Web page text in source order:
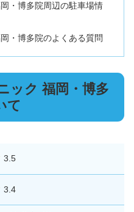
・博多院周辺の駐車場情
・博多院のよくある質問
ック 福岡・博多
て
3.5
3.4